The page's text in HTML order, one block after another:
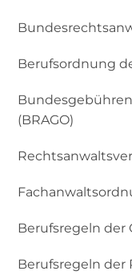
Berufsordnung
(BRAGO)
Berufsregeln der
Berufsregeln der